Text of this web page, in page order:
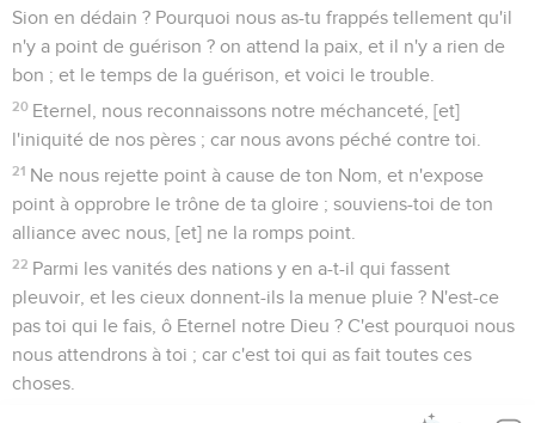
Sion en dédain ? Pourquoi nous as-tu frappés tellement qu'il
n'y a point de guérison ? on attend la paix, et il n'y a rien de
bon ; et le temps de la guérison, et voici le trouble.
20 Eternel, nous reconnaissons notre méchanceté, [et]
l'iniquité de nos pères ; car nous avons péché contre toi.
21 Ne nous rejette point à cause de ton Nom, et n'expose
point à opprobre le trône de ta gloire ; souviens-toi de ton
alliance avec nous, [et] ne la romps point.
22 Parmi les vanités des nations y en a-t-il qui fassent
pleuvoir, et les cieux donnent-ils la menue pluie ? N'est-ce
pas toi qui le fais, ô Eternel notre Dieu ? C'est pourquoi nous
nous attendrons à toi ; car c'est toi qui as fait toutes ces
choses.